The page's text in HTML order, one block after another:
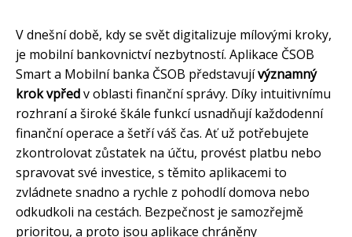
V dnešní době, kdy se svět digitalizuje mílovými kroky,
je mobilní bankovnictví nezbytností. Aplikace ČSOB
Smart a Mobilní banka ČSOB představujívýznamný
krok vpředv oblasti finanční správy. Díky intuitivnímu
rozhraní a široké škále funkcí usnadňují každodenní
finanční operace a šetří váš čas. Ať už potřebujete
zkontrolovat zůstatek na účtu, provést platbu nebo
spravovat své investice, s těmito aplikacemi to
zvládnete snadno a rychle z pohodlí domova nebo
odkudkoli na cestách. Bezpečnost je samozřejmě
prioritou, a proto jsou aplikace chráněny